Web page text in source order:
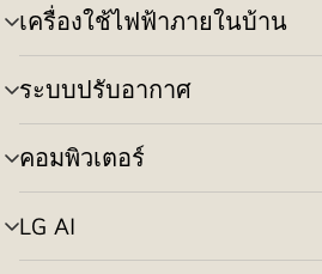
เครื่องใช้ไฟฟ้าภายในบ้าน
สลับ
เมนู
ระบบปรับอากาศ
สลับ
เมนู
คอมพิวเตอร์
สลับ
เมนู
LG AI
สลับ
เมนู